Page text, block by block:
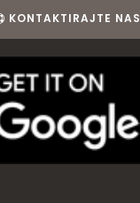
KONTAKTIRAJTE NAS